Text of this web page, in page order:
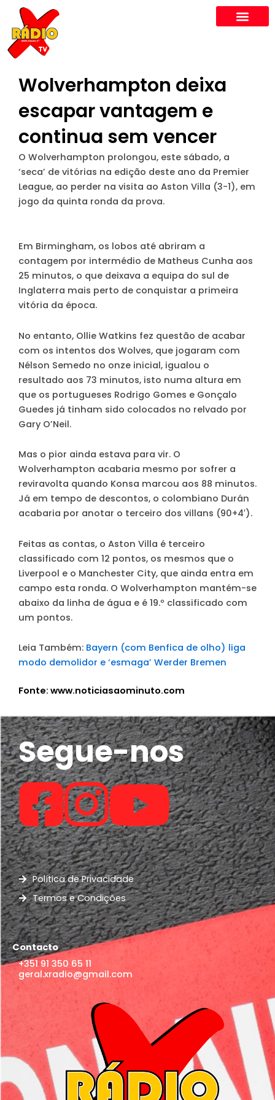
content
Wolverhampton deixa
escapar vantagem e
continua sem vencer
O Wolverhampton prolongou, este sábado, a
‘seca’ de vitórias na edição deste ano da Premier
League, ao perder na visita ao Aston Villa (3-1), em
jogo da quinta ronda da prova.
Em Birmingham, os lobos até abriram a
contagem por intermédio de Matheus Cunha aos
25 minutos, o que deixava a equipa do sul de
Inglaterra mais perto de conquistar a primeira
vitória da época.
No entanto, Ollie Watkins fez questão de acabar
com os intentos dos Wolves, que jogaram com
Nélson Semedo no onze inicial, igualou o
resultado aos 73 minutos, isto numa altura em
que os portugueses Rodrigo Gomes e Gonçalo
Guedes já tinham sido colocados no relvado por
Gary O’Neil.
Mas o pior ainda estava para vir. O
Wolverhampton acabaria mesmo por sofrer a
reviravolta quando Konsa marcou aos 88 minutos.
Já em tempo de descontos, o colombiano Durán
acabaria por anotar o terceiro dos villans (90+4′).
Feitas as contas, o Aston Villa é terceiro
classificado com 12 pontos, os mesmos que o
Liverpool e o Manchester City, que ainda entra em
campo esta ronda. O Wolverhampton mantém-se
abaixo da linha de água e é 19.º classificado com
um pontos.
Leia Também: Bayern (com Benfica de olho) liga
modo demolidor e ‘esmaga’ Werder Bremen
Fonte: www.noticiasaominuto.com
Segue-nos
Política de Privacidade
Termos e Condições
Contacto
+351 91 350 65 11
geral.xradio@gmail.com